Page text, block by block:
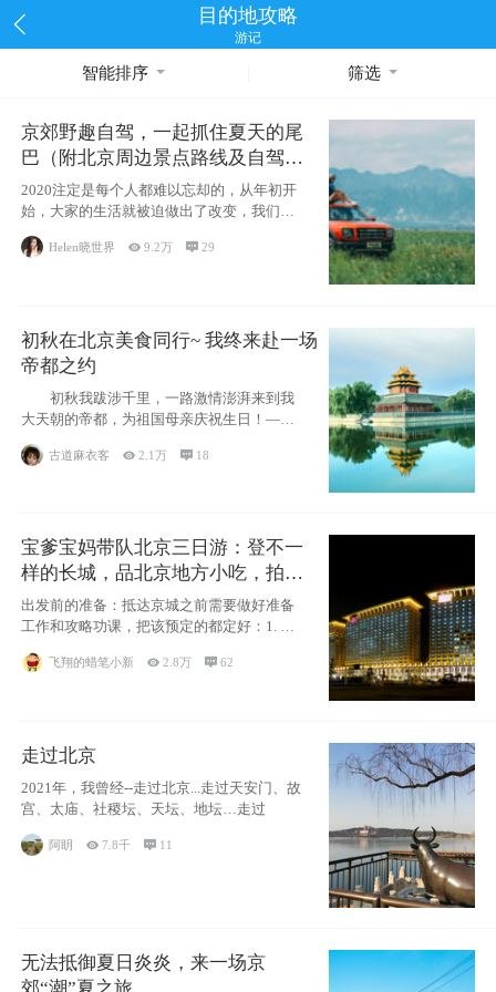
目的地攻略
游记
智能排序 筛选
京郊野趣自驾，一起抓住夏天的尾
巴（附北京周边景点路线及自驾攻
略）
2020注定是每个人都难以忘却的，从年初开
始，大家的生活就被迫做出了改变，我们也
不例外。本来双双辞职是为
Helen晓世界 9.2万 29
初秋在北京美食同行~ 我终来赴一场
帝都之约
初秋我跋涉千里，一路激情澎湃来到我
大天朝的帝都，为祖国母亲庆祝生日！——
古道麻衣客 2.1万  18
宝爹宝妈带队北京三日游：登不一
样的长城，品北京地方小吃，拍盘
古七星夜景！
出发前的准备：抵达京城之前需要做好准备
工作和攻略功课，把该预定的都定好：1. 酒
飞翔的蜡笔小新 2.8万 62
走过北京
2021年，我曾经--走过北京...走过天安门、故
宫、太庙、社稷坛、天坛、地坛…走过
阿眀 7.8千  11
无法抵御夏日炎炎，来一场京